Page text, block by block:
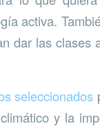
activa.
dar las clases
seleccionados
y la